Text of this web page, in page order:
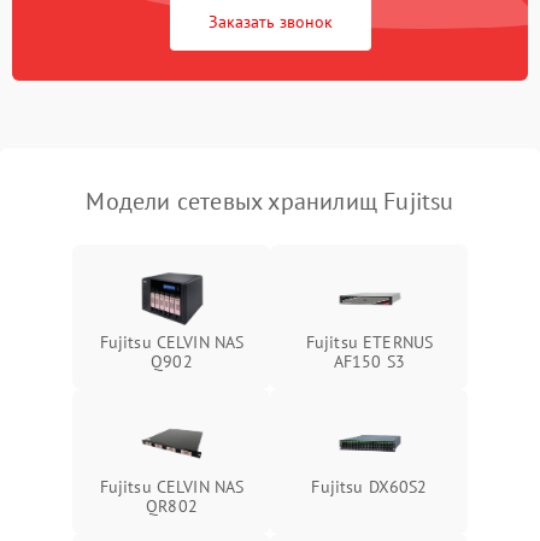
Заказать звонок
Модели сетевых хранилищ Fujitsu
Fujitsu CELVIN NAS
Q902
Fujitsu ETERNUS
AF150 S3
Fujitsu CELVIN NAS
QR802
Fujitsu DX60S2